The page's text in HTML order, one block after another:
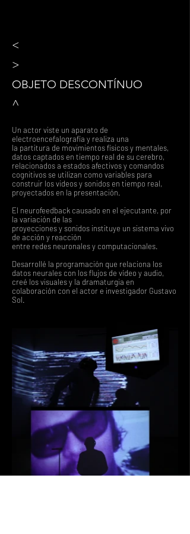
<
>
OBJETO DESCONTÍNUO
^
Un actor viste un aparato de
electroencefalografía y realiza una
la partitura de movimientos físicos y mentales,
datos captados en tiempo real de su cerebro,
relacionados a estados afectivos y comandos
cognitivos se utilizan como variables para
construir los videos y sonidos en tiempo real,
proyectados en la presentación.
El neurofeedback causado en el ejecutante, por
la variación de las
proyecciones y sonidos instituye un sistema vivo
de acción y reacción
entre redes neuronales y computacionales.
Desarrollé la programación que relaciona los
datos neurales con los flujos de vídeo y audio,
creé los visuales y la dramaturgia en
colaboración con el actor e investigador Gustavo
Sol.